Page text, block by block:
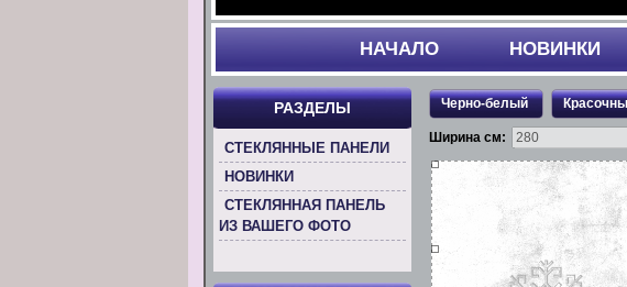
НАЧАЛO НОВИНКИ
Черно-белый
Ширина см:
РАЗДЕЛЫ
СТЕКЛЯННЫЕ ПАНЕЛИ
НОВИНКИ
СТЕКЛЯННАЯ ПАНЕЛЬ
ИЗ ВАШЕГО ФОТО